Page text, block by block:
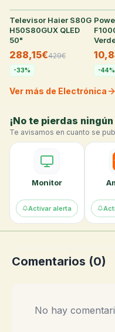
31°
Televisor Haier S80G
H50S80GUX QLED
50"
288,15€429€
-33% -44%
Ver más de Electrónica
¡No te pierdas
Te avisamos en cuanto se
Monitor
Activar alerta
Comentarios (0)
No hay